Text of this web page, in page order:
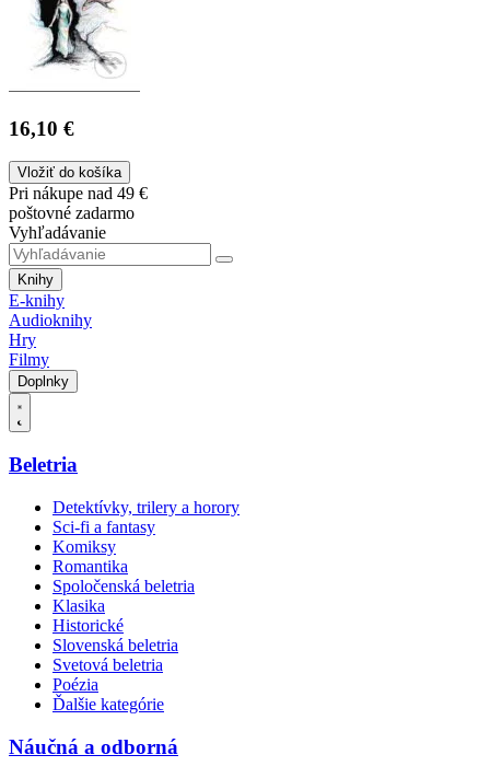
16,10 €
Vložiť do košíka
Pri nákupe nad 49 €
poštovné zadarmo
Vyhľadávanie
Knihy
E-knihy
Audioknihy
Hry
Filmy
Doplnky
Beletria
Detektívky, trilery a horory
Sci-fi a fantasy
Komiksy
Romantika
Spoločenská beletria
Klasika
Historické
Slovenská beletria
Svetová beletria
Poézia
Ďalšie kategórie
Náučná a odborná